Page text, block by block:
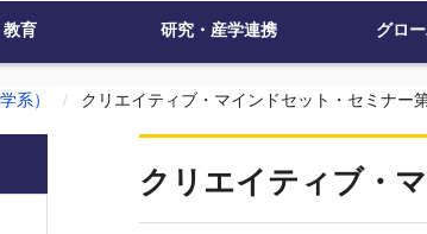
教育 研究・産学連携 グロ
系） クリエイティブ・マインドセット・セミナー
クリエイティブ・